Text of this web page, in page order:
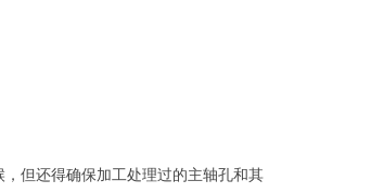
但还得确保加工处理过的主轴孔和其